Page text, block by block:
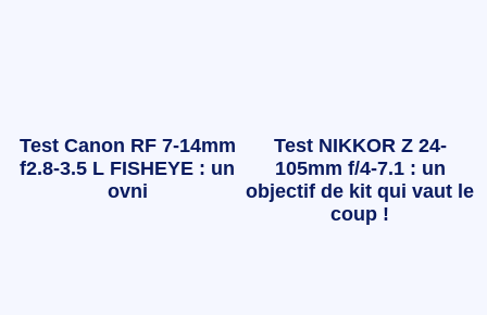
Test Canon RF 7-14mm
f2.8-3.5 L FISHEYE : un
ovni
Test NIKKOR Z 24-
105mm f/4-7.1 : un
objectif de kit qui vaut le
coup !